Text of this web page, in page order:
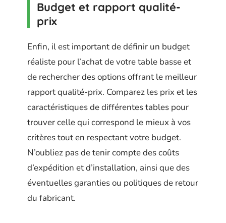
Budget et rapport qualité-
prix
Enfin, il est important de définir un budget
réaliste pour l’achat de votre table basse et
de rechercher des options offrant le meilleur
rapport qualité-prix. Comparez les prix et les
caractéristiques de différentes tables pour
trouver celle qui correspond le mieux à vos
critères tout en respectant votre budget.
N’oubliez pas de tenir compte des coûts
d’expédition et d’installation, ainsi que des
éventuelles garanties ou politiques de retour
du fabricant.